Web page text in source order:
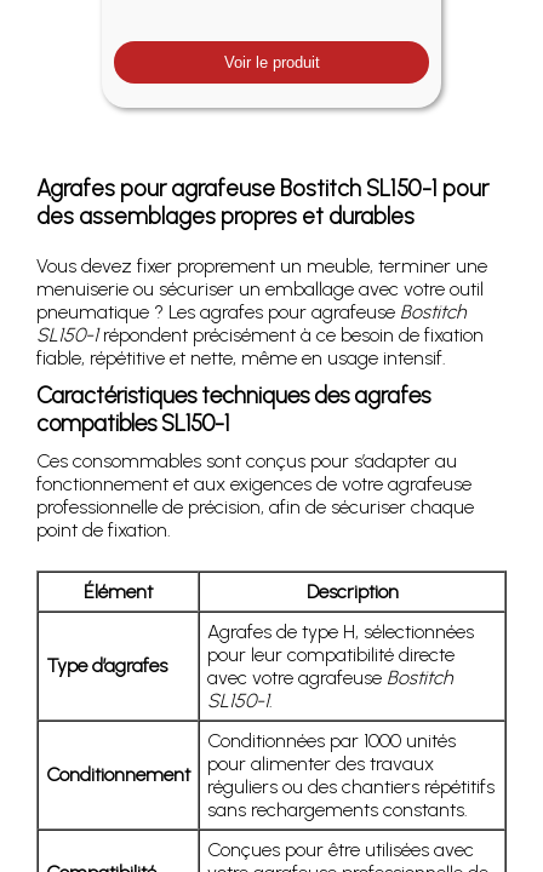
Voir le produit
Agrafes pour agrafeuse Bostitch SL150-1 pour
des assemblages propres et durables
Vous devez fixer proprement un meuble, terminer une
menuiserie ou sécuriser un emballage avec votre outil
pneumatique ? Les agrafes pour agrafeuse Bostitch
SL150-1répondent précisément à ce besoin de fixation
fiable, répétitive et nette, même en usage intensif.
Caractéristiques techniques des agrafes
compatibles SL150-1
Ces consommables sont conçus pour s’adapter au
fonctionnement et aux exigences de votre agrafeuse
professionnelle de précision, afin de sécuriser chaque
point de fixation.
Élément Description
Type d’agrafes
Agrafes de type H, sélectionnées
pour leur compatibilité directe
avec votre agrafeuse Bostitch
SL150-1.
Conditionnement
Conditionnées par 1000 unités
pour alimenter des travaux
réguliers ou des chantiers répétitifs
sans rechargements constants.
Conçues pour être utilisées avec